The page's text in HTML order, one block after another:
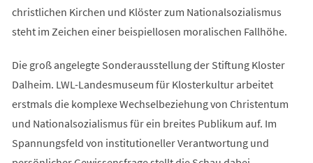
christlichen Kirchen und Klöster zum Nationalsozialismus
steht im Zeichen einer beispiellosen moralischen Fallhöhe.
Die groß angelegte Sonderausstellung der Stiftung Kloster
Dalheim. LWL-Landesmuseum für Klosterkultur arbeitet
erstmals die komplexe Wechselbeziehung von Christentum
und Nationalsozialismus für ein breites Publikum auf. Im
Spannungsfeld von institutioneller Verantwortung und